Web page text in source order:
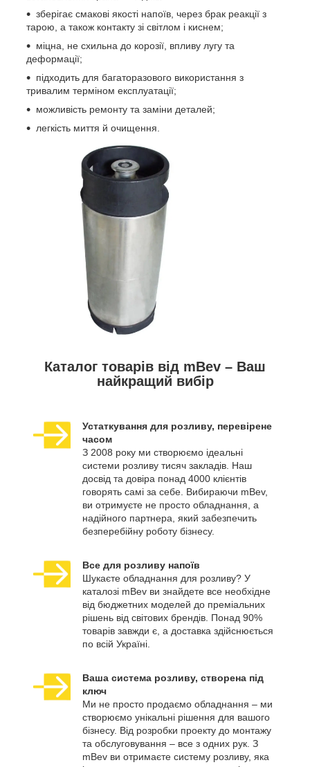
зберігає смакові якості напоїв, через брак реакції з
тарою, а також контакту зі світлом і киснем;
міцна, не схильна до корозії, впливу лугу та
деформації;
підходить для багаторазового використання з
тривалим терміном експлуатації;
можливість ремонту та заміни деталей;
легкість миття й очищення.
Каталог товарів від mBev – Ваш
найкращий вибір
Устаткування для розливу, перевірене
часом
З 2008 року ми створюємо ідеальні
системи розливу тисяч закладів. Наш
досвід та довіра понад 4000 клієнтів
говорять самі за себе. Вибираючи mBev,
ви отримуєте не просто обладнання, а
надійного партнера, який забезпечить
безперебійну роботу бізнесу.
Все для розливу напоїв
Шукаєте обладнання для розливу? У
каталозі mBev ви знайдете все необхідне
від бюджетних моделей до преміальних
рішень від світових брендів. Понад 90%
товарів завжди є, а доставка здійснюється
по всій Україні.
Ваша система розливу, створена під
ключ
Ми не просто продаємо обладнання – ми
створюємо унікальні рішення для вашого
бізнесу. Від розробки проекту до монтажу
та обслуговування – все з одних рук. З
mBev ви отримаєте систему розливу, яка